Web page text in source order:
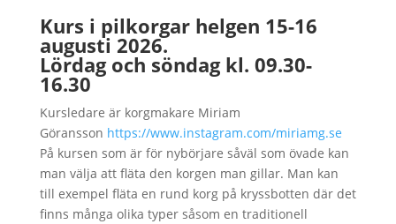
Kurs i pilkorgar helgen 15-16
augusti 2026.
Lördag och söndag kl. 09.30-
16.30
Kursledare är korgmakare Miriam
Göransson https://www.instagram.com/miriamg.se
På kursen som är för nybörjare såväl som övade kan
man välja att fläta den korgen man gillar. Man kan
till exempel fläta en rund korg på kryssbotten där det
finns många olika typer såsom en traditionell